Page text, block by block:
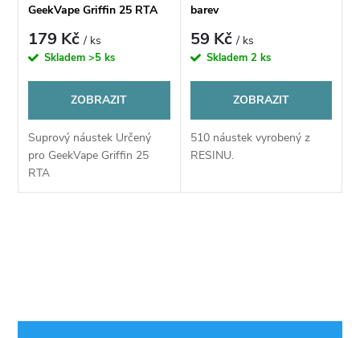
GeekVape Griffin 25 RTA
179 Kč/ ks
Skladem>5 ks
ZOBRAZIT
Suprový náustek Určený
pro GeekVape Griffin 25
RTA
barev
59 Kč/ ks
Skladem 2 ks
ZOBRAZIT
510 náustek vyrobený z
RESINU.